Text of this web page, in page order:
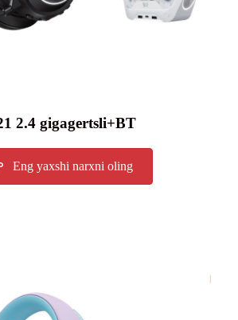
2.4 gigagertsli+BT
Eng yaxshi narxni oling